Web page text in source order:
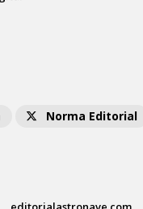
Norma Editorial